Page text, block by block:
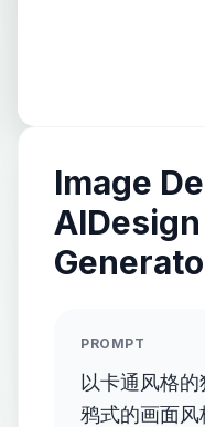
Image
PROMPT
以卡通风格
鸦式的画面